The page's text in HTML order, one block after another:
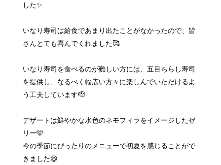
した✨
いなり寿司は給食であまり出たことがなかったので、皆
さんとても喜んでくれました🥰
いなり寿司を食べるのが難しい方には、五目ちらし寿司
を提供し、なるべく幅広い方々に楽しんでいただけるよ
う工夫しています🫡
デザートは鮮やかな水色のネモフィラをイメージしたゼ
リー🩵
今の季節にぴったりのメニューで初夏を感じることがで
きました😆